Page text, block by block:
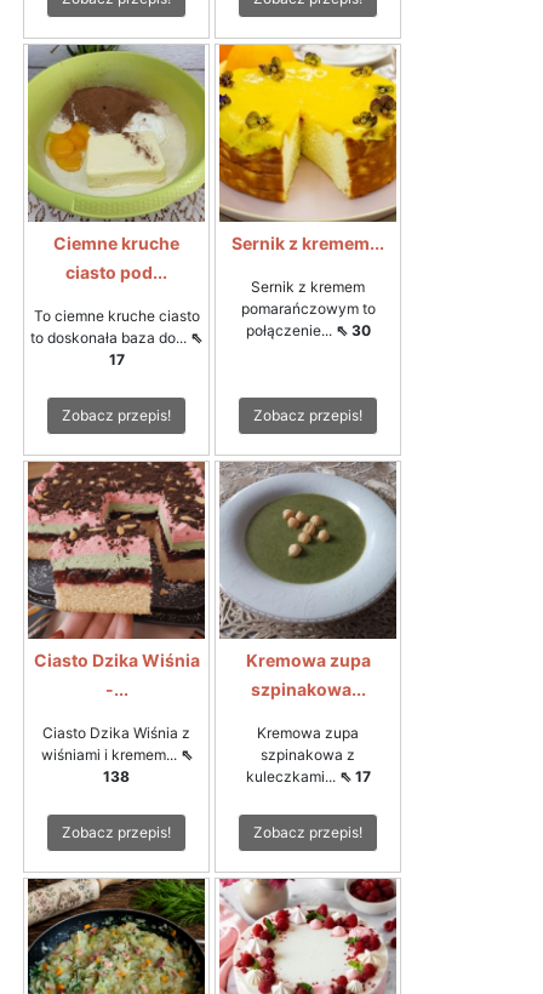
Ciemne kruche
ciasto pod...
To ciemne kruche ciasto
to doskonała baza do... ⇖
17
Zobacz przepis!
Sernik z kremem...
Sernik z kremem
pomarańczowym to
połączenie... ⇖ 30
Zobacz przepis!
Ciasto Dzika Wiśnia
-...
Ciasto Dzika Wiśnia z
wiśniami i kremem... ⇖
138
Zobacz przepis!
Kremowa zupa
szpinakowa...
Kremowa zupa
szpinakowa z
kuleczkami... ⇖ 17
Zobacz przepis!